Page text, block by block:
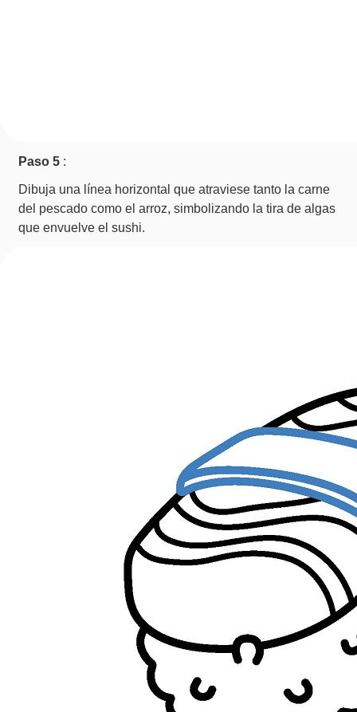
Paso 5 :
Dibuja una línea horizontal que atraviese tanto la carne
del pescado como el arroz, simbolizando la tira de algas
que envuelve el sushi.